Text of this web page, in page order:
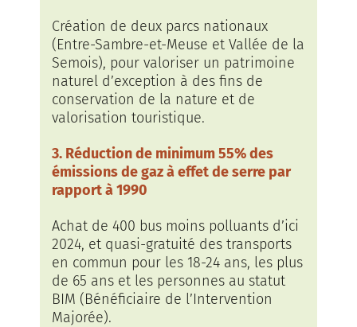
Création de deux parcs nationaux
(Entre-Sambre-et-Meuse et Vallée de la
Semois), pour valoriser un patrimoine
naturel d’exception à des fins de
conservation de la nature et de
valorisation touristique.
3. Réduction de minimum 55% des
émissions de gaz à effet de serre par
rapport à 1990
Achat de 400 bus moins polluants d’ici
2024, et quasi-gratuité des transports
en commun pour les 18-24 ans, les plus
de 65 ans et les personnes au statut
BIM (Bénéficiaire de l’Intervention
Majorée).